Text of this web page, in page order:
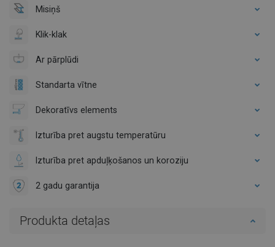
Misiņš
Klik-klak
Ar pārplūdi
Standarta vītne
Dekoratīvs elements
Izturība pret augstu temperatūru
Izturība pret apduļķošanos un koroziju
2 gadu garantija
Produkta detaļas